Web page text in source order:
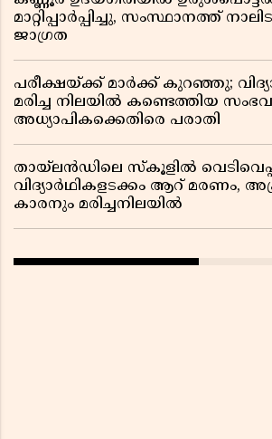
മാറ്റിപ്പാർപ്പിച്ചു, സംസ്ഥാനത്ത്
ജാഗ്രത
പരീക്ഷയ്ക്ക് മാർക്ക് കുറഞ്ഞു;
മരിച്ച നിലയിൽ കണ്ടെത്തിയ
അധ്യാപികക്കെതിരെ പരാതി
തായ്‌ലൻഡിലെ സ്‌കൂളിൽ
വിദ്യാർഥികളടക്കം ആറ് മരണം,
കാരനും മരിച്ചനിലയിൽ